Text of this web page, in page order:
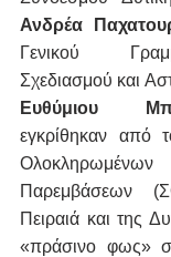
Ανδρέα
Γενικού
Ευθύμιου
εγκρίθηκαν από
Παρεμβάσεων
Πειραιά και της
«πράσινο φως»